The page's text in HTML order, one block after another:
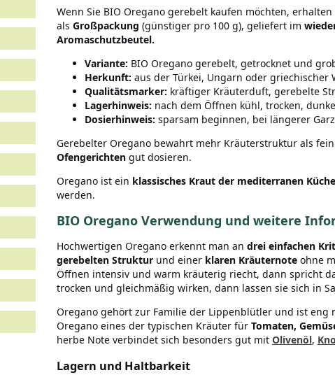
Wenn Sie BIO Oregano gerebelt kaufen möchten, erhalten
als Großpackung (günstiger pro 100 g), geliefert im
Aromaschutzbeutel.
Variante: BIO Oregano gerebelt, getrocknet und
Herkunft: aus der Türkei, Ungarn oder griechischer
Qualitätsmarker: kräftiger Kräuterduft, gerebelte
Lagerhinweis: nach dem Öffnen kühl, trocken,
Dosierhinweis: sparsam beginnen, bei längerer
Gerebelter Oregano bewahrt mehr Kräuterstruktur als
Ofengerichten gut dosieren.
Oregano ist ein klassisches Kraut der mediterranen Küche
werden.
BIO Oregano Verwendung und weitere
Hochwertigen Oregano erkennt man an drei einfachen
gerebelten Struktur und einer klaren Kräuternote ohne
Öffnen intensiv und warm kräuterig riecht, dann spricht
trocken und gleichmäßig wirken, dann lassen sie sich in
Oregano gehört zur Familie der Lippenblütler und ist
Oregano eines der typischen Kräuter für Tomaten,
herbe Note verbindet sich besonders gut mit Olivenöl,
Lagern und Haltbarkeit